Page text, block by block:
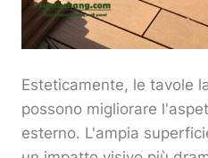
Esteticamente, le tavole
possono migliorare
esterno. L'ampia